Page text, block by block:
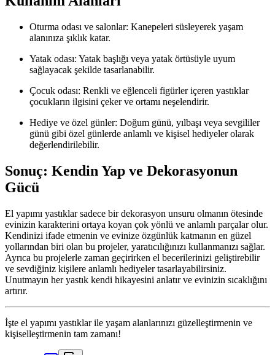
Oturma odası ve salonlar: Kanepeleri süsleyerek yaşam
alanınıza şıklık katar.
Yatak odası: Yatak başlığı veya yatak örtüsüyle uyum
sağlayacak şekilde tasarlanabilir.
Çocuk odası: Renkli ve eğlenceli figürler içeren yastıklar
çocukların ilgisini çeker ve ortamı neşelendirir.
Hediye ve özel günler: Doğum günü, yılbaşı veya sevgililer
günü gibi özel günlerde anlamlı ve kişisel hediyeler olarak
değerlendirilebilir.
Sonuç: Kendin Yap ve Dekorasyonun
Gücü
El yapımı yastıklar sadece bir dekorasyon unsuru olmanın ötesinde
evinizin karakterini ortaya koyan çok yönlü ve anlamlı parçalar olur.
Kendinizi ifade etmenin ve evinize özgünlük katmanın en güzel
yollarından biri olan bu projeler, yaratıcılığınızı kullanmanızı sağlar.
Ayrıca bu projelerle zaman geçirirken el becerilerinizi geliştirebilir
ve sevdiğiniz kişilere anlamlı hediyeler tasarlayabilirsiniz.
Unutmayın her yastık kendi hikayesini anlatır ve evinizin sıcaklığını
artırır.
İşte el yapımı yastıklar ile yaşam alanlarınızı güzelleştirmenin ve
kişiselleştirmenin tam zamanı!